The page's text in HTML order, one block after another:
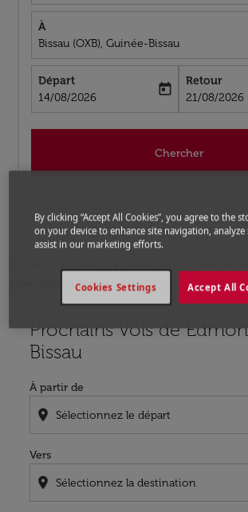
À
Bissau (OXB), Guinée-Bissau
Départ
fc-booking-departure-date-aria-label
14/08/2026
today
Retour
fc-booking-
21/08/2026
Chercher
Edmonton a Bissau
Prochains Vols de
Bissau
À partir de
location_on
Vers
location_on
Aucun tarif trouvé pour les options
By clicking “Accept All Cookies”, you agree to the
on your device to enhance site navigation, analyze
assist in our marketing efforts.
Accept All
Cookies Settings